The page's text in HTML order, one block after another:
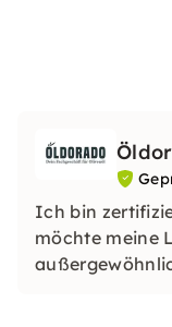
Ich bin
möchte meine